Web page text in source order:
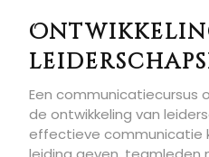
Een communicatiecursus
de ontwikkeling van
effectieve communicatie